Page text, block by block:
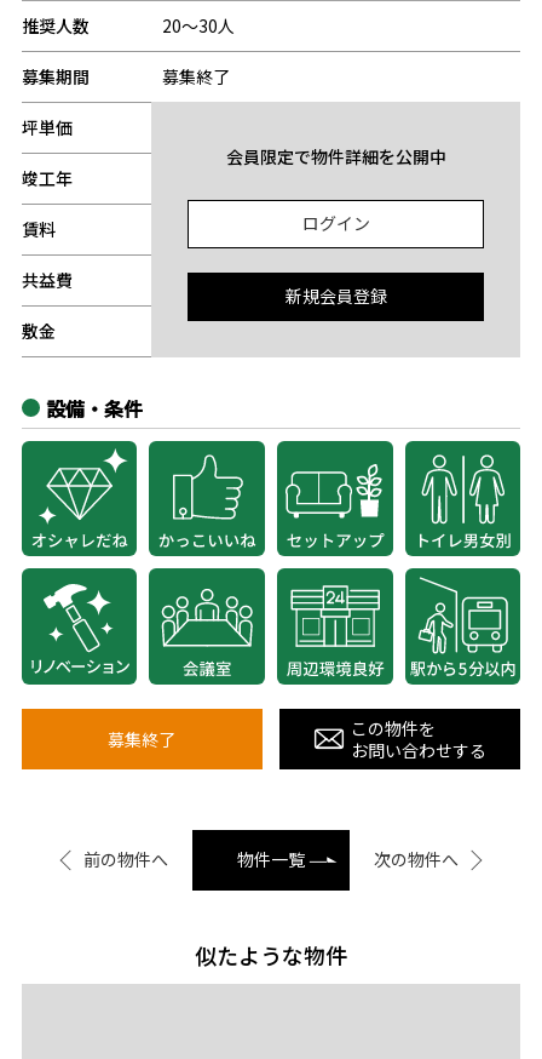
推奨人数 20～30人
募集期間 募集終了
坪単価
竣工年
賃料
共益費
敷金
会員限定で物件詳細を公開中
ログイン
新規会員登録
設備・条件
募集終了
この物件を
お問い合わせする
前の物件へ 物件一覧 次の物件へ
似たような物件